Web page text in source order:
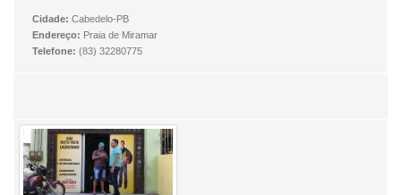
Cidade: Cabedelo-PB
Endereço: Praia de Miramar
Telefone: (83) 32280775